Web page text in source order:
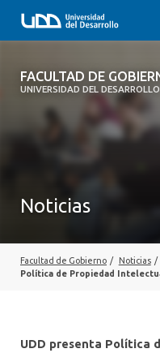
FACULTAD DE
UNIVERSIDAD DEL DESARROLLO
FACULTAD DE
EXTENSIÓN
Noticias
Facultad de Gobierno / Noticias /
Política de Propiedad
UDD presenta Política